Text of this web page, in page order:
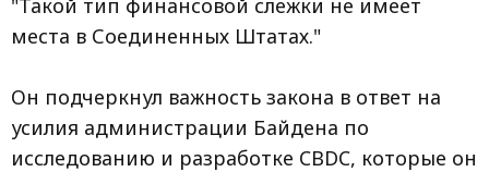
"Такой тип финансовой слежки не имеет
места в Соединенных Штатах."
Он подчеркнул важность закона в ответ на
усилия администрации Байдена по
исследованию и разработке CBDC, которые он